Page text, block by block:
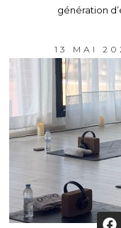
génération
13 MAI